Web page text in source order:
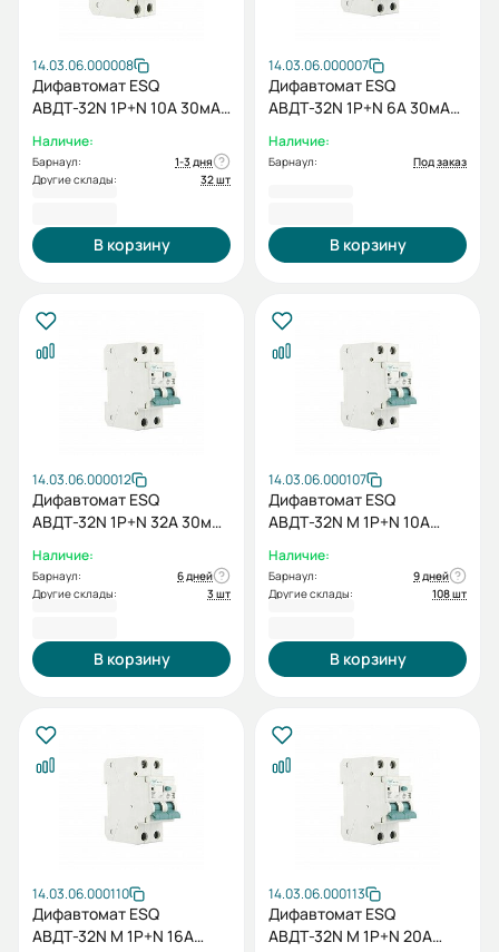
14.03.06.000008
Дифавтомат ESQ
АВДТ-32N 1P+N 10А 30мА
Наличие:
Барнаул:
1-3 дня
Другие склады:
32 шт
В корзину
14.03.06.000007
Дифавтомат ESQ
АВДТ-32N 1P+N 6А 30мА
Наличие:
Барнаул: Под заказ
В корзину
14.03.06.000012
Дифавтомат ESQ
АВДТ-32N 1P+N 32А 30мА
Наличие:
Барнаул:
6 дней
Другие склады:
3 шт
В корзину
14.03.06.000107
Дифавтомат ESQ
АВДТ-32N M 1P+N 10А
Наличие:
Барнаул:
9 дней
Другие склады:
108 шт
В корзину
14.03.06.000110
Дифавтомат ESQ
АВДТ-32N M 1P+N 16А
14.03.06.000113
Дифавтомат ESQ
АВДТ-32N M 1P+N 20А